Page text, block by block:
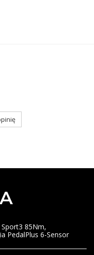
85Nm,
PedalPlus 6-Sensor